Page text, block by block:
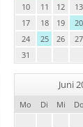
10
11 12 13
17
18 19 20
24
25 26 27
31
Juni
Mo Di Mi Do